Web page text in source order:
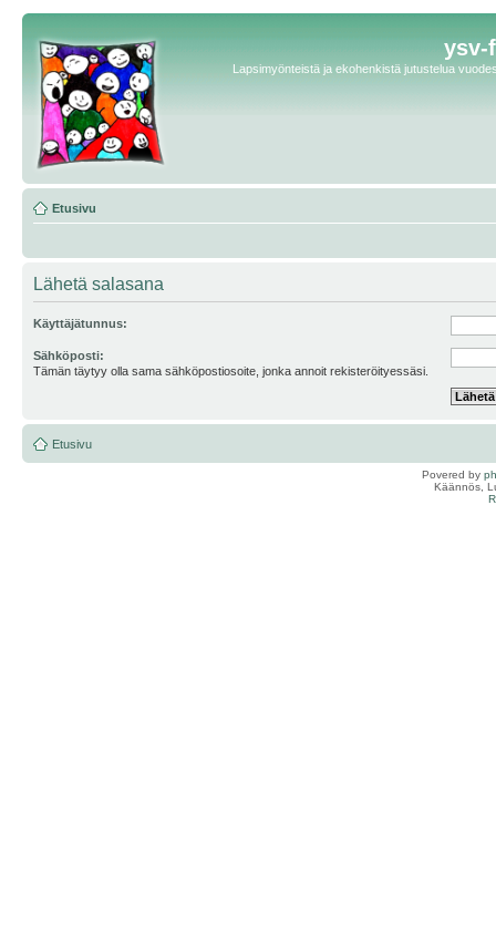
ysv-
Lapsimyönteistä ja ekohenkistä jutustelua
Etusivu
Lähetä salasana
Käyttäjätunnus:
Sähköposti:
Tämän täytyy olla sama sähköpostiosoite, jonka annoit rekisteröityessäsi.
Etusivu
Povered by
Käännös,